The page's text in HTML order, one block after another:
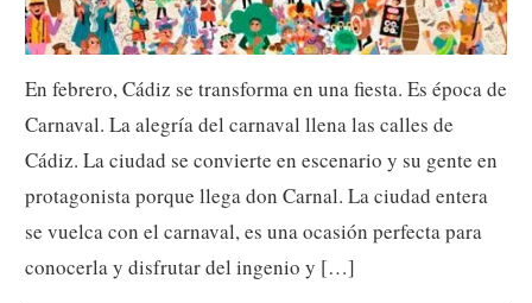
En febrero, Cádiz se transforma en una fiesta. Es época de
Carnaval. La alegría del carnaval llena las calles de
Cádiz. La ciudad se convierte en escenario y su gente en
protagonista porque llega don Carnal. La ciudad entera
se vuelca con el carnaval, es una ocasión perfecta para
conocerla y disfrutar del ingenio y […]